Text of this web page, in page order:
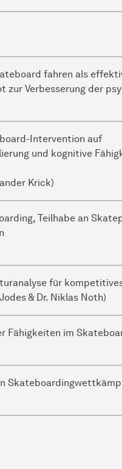
fahren als
zur Verbesserung der
Intervention auf
und kognitive
Krick)
Teilhabe an
für
& Dr. Niklas Noth)
Fähigkeiten im